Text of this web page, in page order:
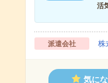
活
派遣会社 株
気にな